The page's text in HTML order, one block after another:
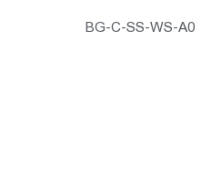
BG-C-SS-WS-A0